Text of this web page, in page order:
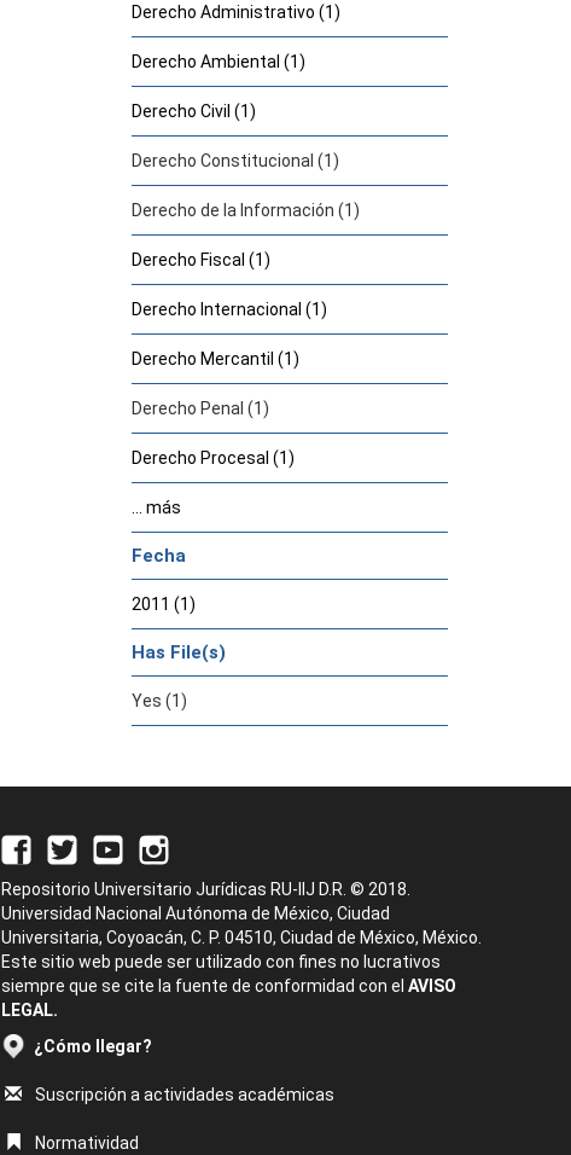
Derecho Administrativo (1)
Derecho Ambiental (1)
Derecho Civil (1)
Derecho Constitucional (1)
Derecho de la Información (1)
Derecho Fiscal (1)
Derecho Internacional (1)
Derecho Mercantil (1)
Derecho Penal (1)
Derecho Procesal (1)
... más
Fecha
2011 (1)
Has File(s)
Yes (1)
Repositorio Universitario Jurídicas RU-IIJ D.R. © 2018.
Universidad Nacional Autónoma de México, Ciudad
Universitaria, Coyoacán, C. P. 04510, Ciudad de México, México.
Este sitio web puede ser utilizado con fines no lucrativos
siempre que se cite la fuente de conformidad con el AVISO
LEGAL.
¿Cómo llegar?
Suscripción a actividades académicas
Normatividad